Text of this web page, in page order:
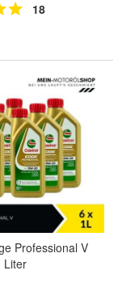
18
Professional V
Liter